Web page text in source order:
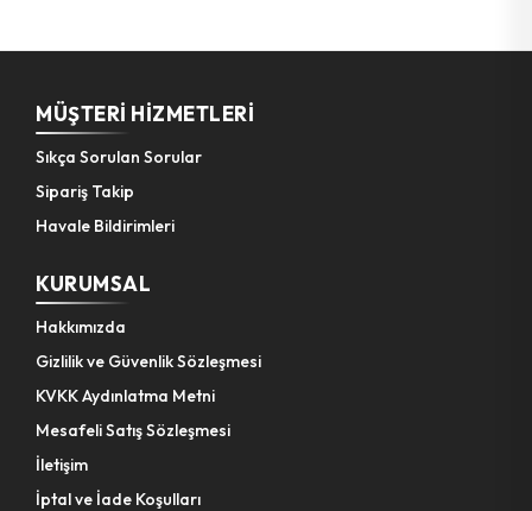
MÜŞTERI HIZMETLERI
Sıkça Sorulan Sorular
Sipariş Takip
Havale Bildirimleri
KURUMSAL
Hakkımızda
Gizlilik ve Güvenlik Sözleşmesi
KVKK Aydınlatma Metni
Mesafeli Satış Sözleşmesi
İletişim
İptal ve İade Koşulları